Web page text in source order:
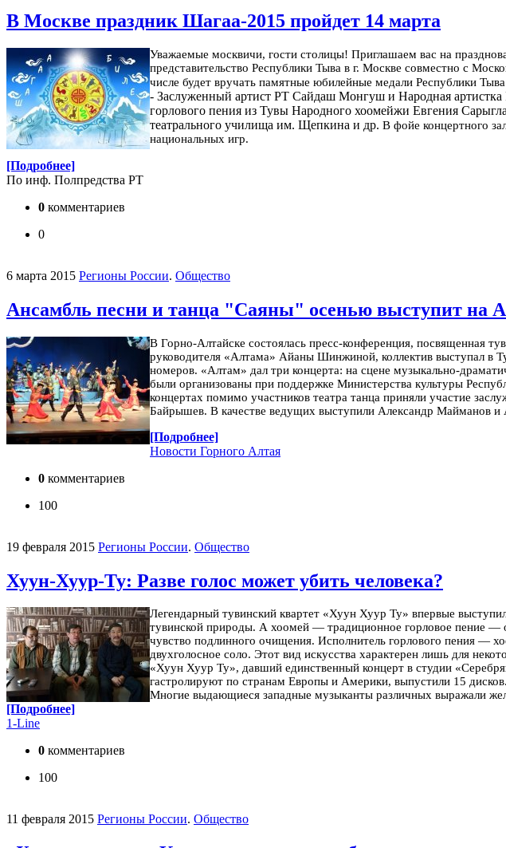
В Москве праздник Шагаа-2015 пройдет 14 марта
Уважаемые москвичи, гости столицы! Приглашаем вас на
представительство Республики Тыва в г. Москве совместно с
числе будет вручать памятные юбилейные медали Республики
- Заслуженный артист РТ Сайдаш Монгуш и Народная
горлового пения из Тувы Народного хоомейжи Евгения
театрального училища им. Щепкина и др. В фойе концертного
национальных игр.
[Подробнее]
По инф. Полпредства РТ
0 комментариев
0
6 марта 2015 Регионы России. Общество
Ансамбль песни и танца "Саяны" осенью выступит на
В Горно-Алтайске состоялась пресс-конференция, посвященная
руководителя «Алтама» Айаны Шинжиной, коллектив выступал в
номеров. «Алтам» дал три концерта: на сцене музыкально-
были организованы при поддержке Министерства культуры
концертах помимо участников театра танца приняли участие
Байрышев. В качестве ведущих выступили Александр Майманов
[Подробнее]
Новости Горного Алтая
0 комментариев
100
19 февраля 2015 Регионы России. Общество
Хуун-Хуур-Ту: Разве голос может убить человека?
Легендарный тувинский квартет «Хуун Хуур Ту» впервые
тувинской природы. А хоомей — традиционное горловое пение —
чувство подлинного очищения. Исполнитель горлового пения —
двухголосное соло. Этот вид искусства характерен лишь для
«Хуун Хуур Ту», давший единственный концерт в студии
гастролируют по странам Европы и Америки, выпустили 15 дисков.
Многие выдающиеся западные музыканты различных выражали
[Подробнее]
1-Line
0 комментариев
100
11 февраля 2015 Регионы России. Общество